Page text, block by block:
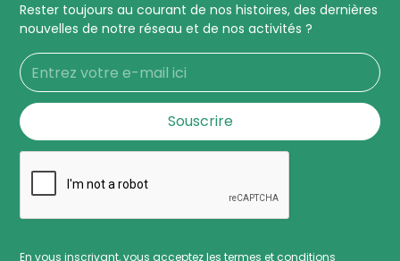
Rester toujours au courant de nos histoires, des dernières
nouvelles de notre réseau et de nos activités ?
En vous inscrivant, vous acceptez les termes et conditions